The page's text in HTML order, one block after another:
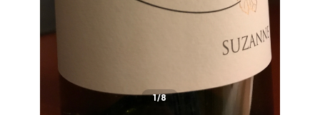
1/8